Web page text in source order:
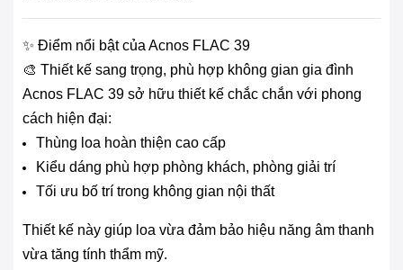
✨ Điểm nổi bật của Acnos FLAC 39
🎨 Thiết kế sang trọng, phù hợp không gian gia đình
Acnos FLAC 39 sở hữu thiết kế chắc chắn với phong
cách hiện đại:
Thùng loa hoàn thiện cao cấp
Kiểu dáng phù hợp phòng khách, phòng giải trí
Tối ưu bố trí trong không gian nội thất
Thiết kế này giúp loa vừa đảm bảo hiệu năng âm thanh
vừa tăng tính thẩm mỹ.